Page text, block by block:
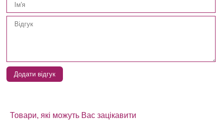
Додати відгук
Товари, які можуть Вас зацікавити